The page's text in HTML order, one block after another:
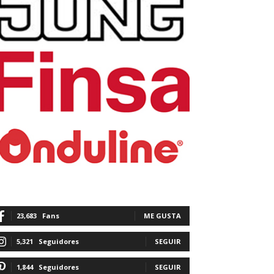
23,683 Fans ME GUSTA
5,321 Seguidores SEGUIR
1,844 Seguidores SEGUIR